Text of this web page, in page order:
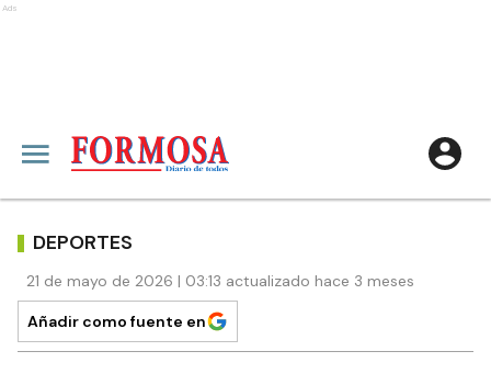
Ads
DEPORTES
21 de mayo de 2026 | 03:13 actualizado hace 3 meses
Añadir como fuente en